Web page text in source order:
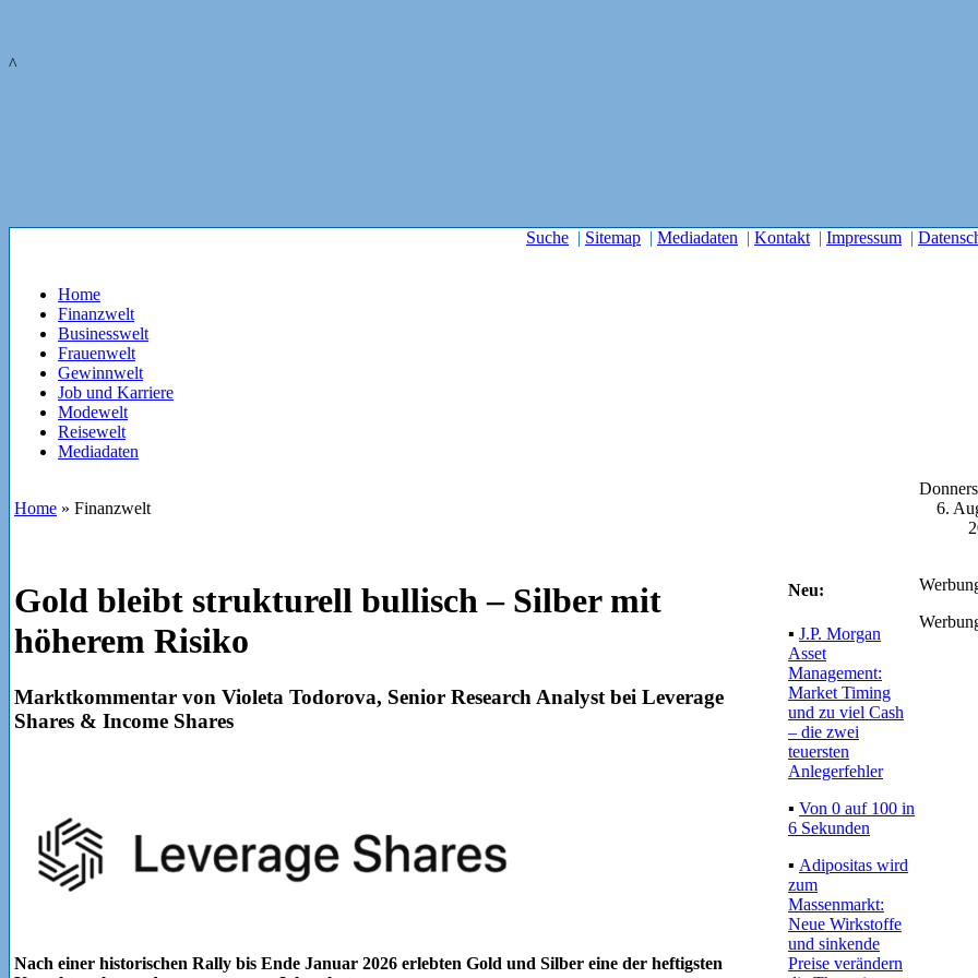
^
Suche | Sitemap | Mediadaten | Kontakt | Impressum |
Home
Finanzwelt
Businesswelt
Frauenwelt
Gewinnwelt
Job und Karriere
Modewelt
Reisewelt
Mediadaten
Home » Finanzwelt
6.
Gold bleibt strukturell bullisch – Silber mit
höherem Risiko
Marktkommentar von Violeta Todorova, Senior Research Analyst bei Leverage
Shares & Income Shares
Nach einer historischen Rally bis Ende Januar 2026 erlebten Gold und Silber eine der heftigsten
Neu:
▪ J.P. Morgan
Asset
Management:
Market Timing
und zu viel Cash
– die zwei
teuersten
Anlegerfehler
▪ Von 0 auf 100 in
6 Sekunden
▪ Adipositas wird
zum
Massenmarkt:
Neue Wirkstoffe
und sinkende
Preise verändern